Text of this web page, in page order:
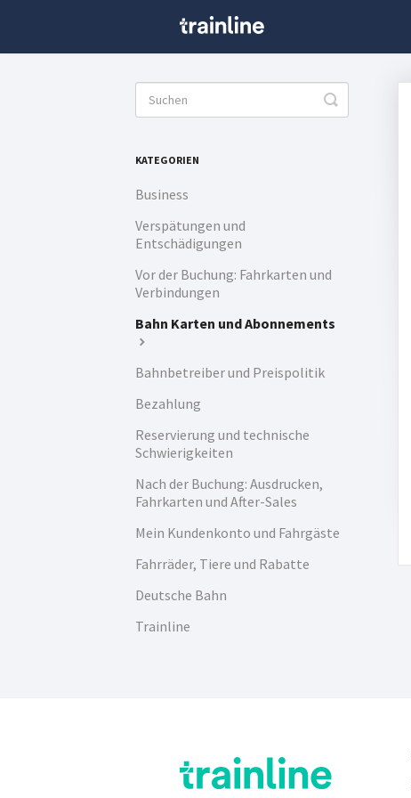
Toggle
Search
KATEGORIEN
Business
Verspätungen und
Entschädigungen
Vor der Buchung: Fahrkarten und
Verbindungen
Bahn Karten und Abonnements
Bahnbetreiber und Preispolitik
Bezahlung
Reservierung und technische
Schwierigkeiten
Nach der Buchung: Ausdrucken,
Fahrkarten und After-Sales
Mein Kundenkonto und Fahrgäste
Fahrräder, Tiere und Rabatte
Deutsche Bahn
Trainline